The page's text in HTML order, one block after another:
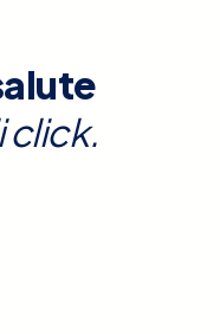
click.